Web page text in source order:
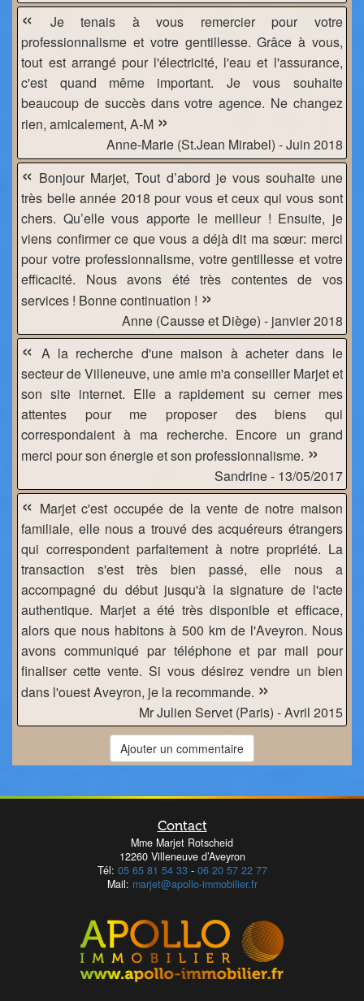
« Je tenais à vous remercier pour votre
professionnalisme et votre gentillesse. Grâce à vous,
tout est arrangé pour l'électricité, l'eau et l'assurance,
c'est quand même important. Je vous souhaite
beaucoup de succès dans votre agence. Ne changez
rien, amicalement, A-M »
Anne-Marie (St.Jean Mirabel) - Juin 2018
« Bonjour Marjet, Tout d’abord je vous souhaite une
très belle année 2018 pour vous et ceux qui vous sont
chers. Qu’elle vous apporte le meilleur ! Ensuite, je
viens confirmer ce que vous a déjà dit ma sœur: merci
pour votre professionnalisme, votre gentillesse et votre
efficacité. Nous avons été très contentes de vos
services ! Bonne continuation ! »
Anne (Causse et Diège) - janvier 2018
« A la recherche d'une maison à acheter dans le
secteur de Villeneuve, une amie m'a conseiller Marjet et
son site internet. Elle a rapidement su cerner mes
attentes pour me proposer des biens qui
correspondaient à ma recherche. Encore un grand
merci pour son énergie et son professionnalisme. »
Sandrine - 13/05/2017
« Marjet c'est occupée de la vente de notre maison
familiale, elle nous a trouvé des acquéreurs étrangers
qui correspondent parfaitement à notre propriété. La
transaction s'est très bien passé, elle nous a
accompagné du début jusqu'à la signature de l'acte
authentique. Marjet a été très disponible et efficace,
alors que nous habitons à 500 km de l'Aveyron. Nous
avons communiqué par téléphone et par mail pour
finaliser cette vente. Si vous désirez vendre un bien
dans l'ouest Aveyron, je la recommande. »
Mr Julien Servet (Paris) - Avril 2015
Ajouter un commentaire
Contact
Mme Marjet Rotscheid
12260 Villeneuve d’Aveyron
Tél: 05 65 81 54 33- 06 20 57 22 77
Mail: marjet@apollo-immobilier.fr